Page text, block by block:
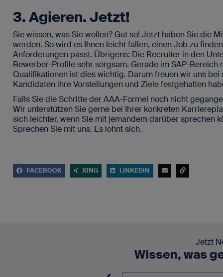
3. Agieren. Jetzt!
Sie wissen, was Sie wollen? Gut so! Jetzt haben Sie die
werden. So wird es Ihnen leicht fallen, einen Job zu
Anforderungen passt. Übrigens: Die Recruiter in den
Bewerber-Profile sehr sorgsam. Gerade im SAP-Bereich
Qualifikationen ist dies wichtig. Darum freuen wir uns bei
Kandidaten ihre Vorstellungen und Ziele festgehalten
Falls Sie die Schritte der AAA-Formel noch nicht
Wir unterstützen Sie gerne bei Ihrer konkreten
sich leichter, wenn Sie mit jemandem darüber sprechen
Sprechen Sie mit uns. Es lohnt sich.
FACEBOOK XING LINKEDIN
Jetzt
Wissen, was